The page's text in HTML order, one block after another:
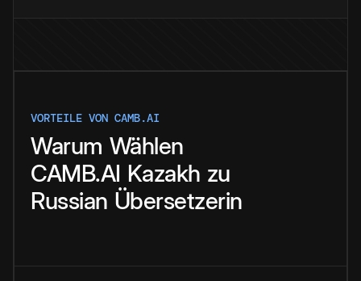
VORTEILE VON CAMB.AI
Warum Wählen
CAMB.AI Kazakh zu
Russian Übersetzerin